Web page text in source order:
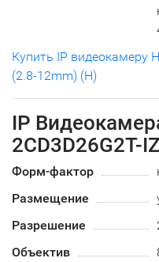
Купить IP видеокамеру
(2.8-12mm) (H)
IP
2CD3D26G2T-
Форм-фактор
Размещение
Разрешение
Объектив